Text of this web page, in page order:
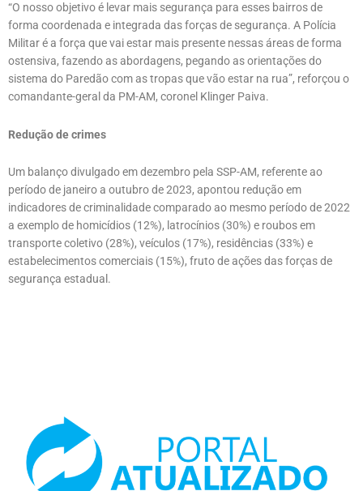
“O nosso objetivo é levar mais segurança para esses bairros de
forma coordenada e integrada das forças de segurança. A Polícia
Militar é a força que vai estar mais presente nessas áreas de forma
ostensiva, fazendo as abordagens, pegando as orientações do
sistema do Paredão com as tropas que vão estar na rua”, reforçou o
comandante-geral da PM-AM, coronel Klinger Paiva.
Redução de crimes
Um balanço divulgado em dezembro pela SSP-AM, referente ao
período de janeiro a outubro de 2023, apontou redução em
indicadores de criminalidade comparado ao mesmo período de 2022
a exemplo de homicídios (12%), latrocínios (30%) e roubos em
transporte coletivo (28%), veículos (17%), residências (33%) e
estabelecimentos comerciais (15%), fruto de ações das forças de
segurança estadual.